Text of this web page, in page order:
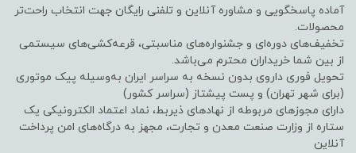
آماده پاسخگویی و مشاوره آنلاین و تلفنی رایگان جهت انتخاب راحت‌تر
محصولات.
تخفیف‌های دوره‌ای و جشنواره‌های مناسبتی، قرعه‌کشی‌های سیستمی
از بین شما خریداران محترم می‌باشد.
تحویل فوری داروی بدون نسخه به سراسر ایران به‌وسیله پیک موتوری
(برای شهر تهران) و پست پیشتاز (سراسر کشور)
دارای مجوزهای مربوطه از نهادهای ذیربط، نماد اعتماد الکترونیکی یک
ستاره از وزارت صنعت معدن و تجارت، مجهز به درگاه‌های امن پرداخت
آنلاین